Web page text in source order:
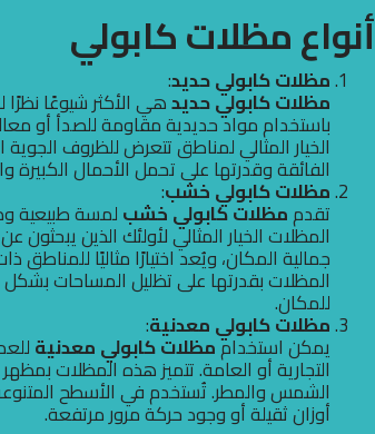
أنواع مظلات كابولي
مظلات كابولي حديد:
مظلات كابولي حديدهي الأكثر شيوعًا نظرًا
باستخدام مواد حديدية مقاومة للصدأ أو
الخيار المثالي لمناطق تتعرض للظروف الجوية
الفائقة وقدرتها على تحمل الأحمال الكبيرة
مظلات كابولي خشب:
تقدممظلات كابولي خشب لمسة طبيعية
المظلات الخيار المثالي لأولئك الذين
جمالية المكان، ويُعد اختيارًا مثاليًا للمناطق
المظلات بقدرتها على تظليل المساحات
للمكان.
مظلات كابولي معدنية:
يمكن استخداممظلات كابولي معدنية
التجارية أو العامة. تتميز هذه المظلات
الشمس والمطر. تُستخدم في الأسطح
أوزان ثقيلة أو وجود حركة مرور مرتفعة.